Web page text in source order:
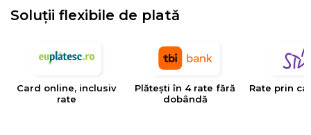
Soluții flexibile de plată
Card online, inclusiv
rate
Plătești în 4 rate fără
dobândă
Rate prin